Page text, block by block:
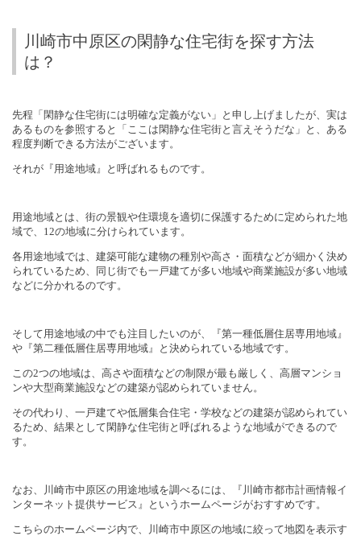
川崎市中原区の閑静な住宅街を探す方法
は？
先程「閑静な住宅街には明確な定義がない」と申し上げましたが、実は
あるものを参照すると「ここは閑静な住宅街と言えそうだな」と、ある
程度判断できる方法がございます。
それが『用途地域』と呼ばれるものです。
用途地域とは、街の景観や住環境を適切に保護するために定められた地
域で、 12の地域に分けられています。
各用途地域では、建築可能な建物の種別や高さ・面積などが細かく決め
られているため、同じ街でも一戸建てが多い地域や商業施設が多い地域
などに分かれるのです。
そして用途地域の中でも注目したいのが、『第一種低層住居専用地域』
や『第二種低層住居専用地域』と決められている地域です。
この2つの地域は、高さや面積などの制限が最も厳しく、高層マンショ
ンや大型商業施設などの建築が認められていません。
その代わり、一戸建てや低層集合住宅・学校などの建築が認められてい
るため、結果として閑静な住宅街と呼ばれるような地域ができるので
す。
なお、川崎市中原区の用途地域を調べるには、『川崎市都市計画情報イ
ンターネット提供サービス』というホームページがおすすめです。
こちらのホームページ内で、川崎市中原区の地域に絞って地図を表示す